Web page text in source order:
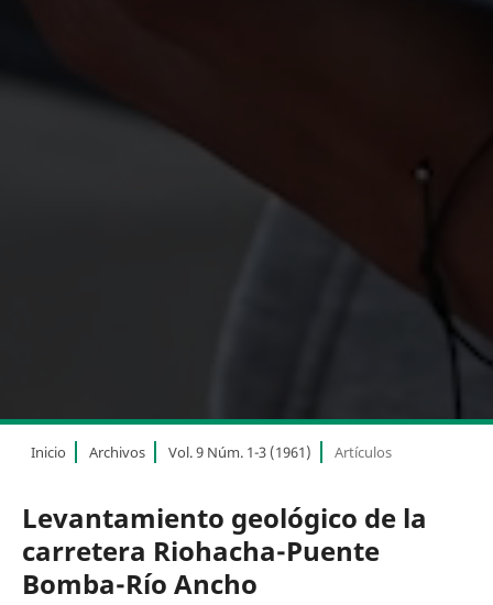
Inicio Archivos Vol. 9 Núm. 1-3 (1961) Artículos
Levantamiento geológico de la
carretera Riohacha-Puente
Bomba-Río Ancho